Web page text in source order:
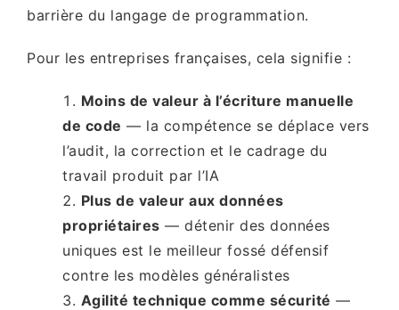
barrière du langage de programmation.
Pour les entreprises françaises, cela signifie :
Moins de valeur à l’écriture manuelle
de code — la compétence se déplace vers
l’audit, la correction et le cadrage du
travail produit par l’IA
Plus de valeur aux données
propriétaires — détenir des données
uniques est le meilleur fossé défensif
contre les modèles généralistes
Agilité technique comme sécurité —